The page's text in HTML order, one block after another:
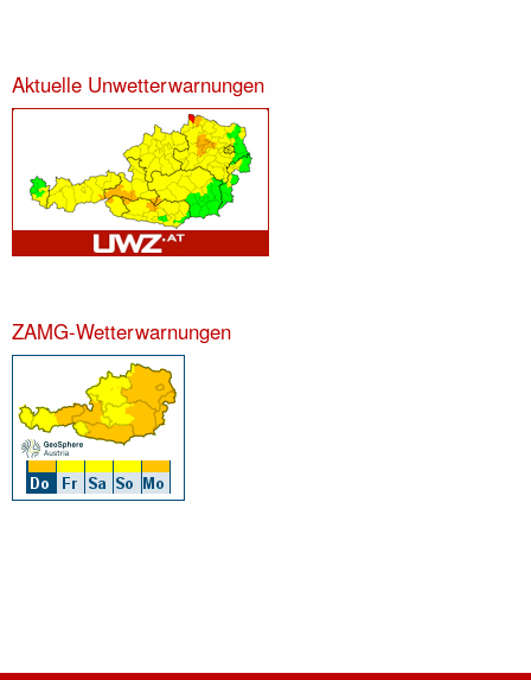
Aktuelle Unwetterwarnungen
ZAMG-Wetterwarnungen